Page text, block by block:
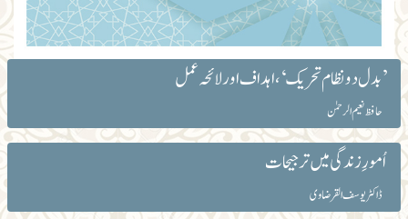
’بدل دو نظام تحریک‘، اہداف اور لائحہ عمل
حافظ نعیم الرحمٰن
اُمورِ زندگی میں ترجیحات
ڈاکٹر یوسف القرضاوی